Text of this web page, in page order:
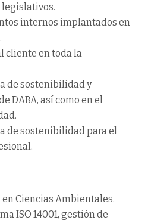
internos implantados en
cliente en toda la
de sostenibilidad y
DABA, así como en el
de sostenibilidad para el
Ciencias Ambientales.
ISO 14001, gestión de